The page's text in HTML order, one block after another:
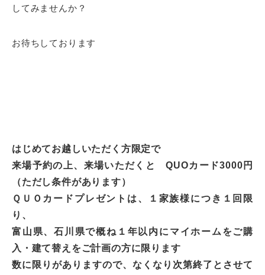
してみませんか？
お待ちしております
はじめてお越しいただく方限定で
来場予約の上、来場いただくと QUOカード3000円
（ただし条件があります）
ＱＵＯカードプレゼントは、１家族様につき１回限
り、
富山県、石川県で概ね１年以内にマイホームをご購
入・建て替えをご計画の方に限ります
数に限りがありますので、なくなり次第終了とさせて